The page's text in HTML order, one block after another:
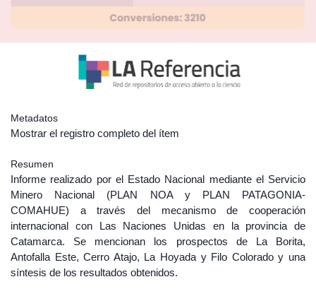
Metadatos
Mostrar el registro completo del ítem
Resumen
Informe realizado por el Estado Nacional mediante el Servicio
Minero Nacional (PLAN NOA y PLAN PATAGONIA-
COMAHUE) a través del mecanismo de cooperación
internacional con Las Naciones Unidas en la provincia de
Catamarca. Se mencionan los prospectos de La Borita,
Antofalla Este, Cerro Atajo, La Hoyada y Filo Colorado y una
síntesis de los resultados obtenidos.